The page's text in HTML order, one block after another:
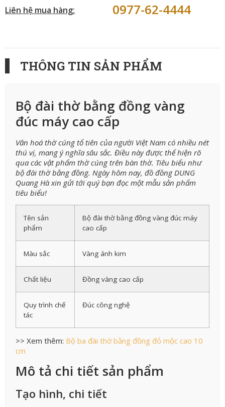
Liên hệ mua hàng: 0977-62-4444
THÔNG TIN SẢN PHẨM
Bộ đài thờ bằng đồng vàng
đúc máy cao cấp
Văn hoá thờ cúng tổ tiên của người Việt Nam có nhiều nét
thú vị, mang ý nghĩa sâu sắc. Điều này được thể hiện rõ
qua các vật phẩm thờ cúng trên bàn thờ. Tiêu biểu như
bộ đài thờ bằng đồng. Ngày hôm nay, đồ đồng DUNG
Quang Hà xin gửi tới quý bạn đọc một mẫu sản phẩm
tiêu biểu!
Tên sản
phẩm
Bộ đài thờ bằng đồng vàng đúc máy
cao cấp
Màu sắc Vàng ánh kim
Chất liệu Đồng vàng cao cấp
Quy trình chế
tác
Đúc công nghệ
>> Xem thêm: Bộ ba đài thờ bằng đồng đỏ mộc cao 10
cm
Mô tả chi tiết sản phẩm
Tạo hình, chi tiết